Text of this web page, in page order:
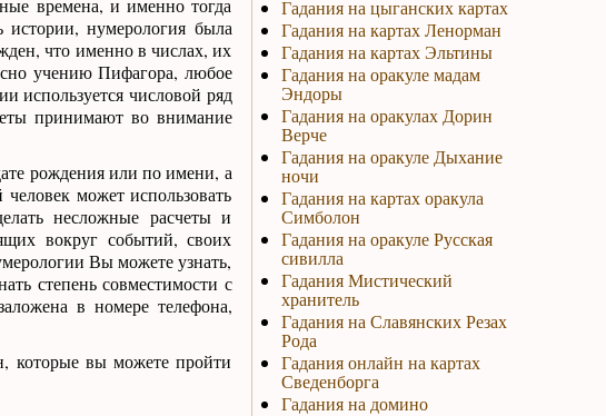
времена, и именно тогда
истории, нумерология была
что именно в числах, их
учению Пифагора, любое
используется числовой ряд
принимают во внимание
рождения или по имени, а
может использовать
несложные расчеты и
вокруг событий, своих
Вы можете узнать,
степень совместимости с
в номере телефона,
которые вы можете пройти
Гадания на цыганских картах
Гадания на картах Ленорман
Гадания на картах Эльтины
Гадания на оракуле мадам
Эндоры
Гадания на оракулах Дорин
Верче
Гадания на оракуле Дыхание
ночи
Гадания на картах оракула
Симболон
Гадания на оракуле Русская
сивилла
Гадания Мистический
хранитель
Гадания на Славянских Резах
Рода
Гадания онлайн на картах
Сведенборга
Гадания на домино